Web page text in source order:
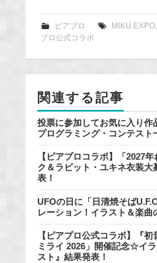
e
b
o
o
ピアプロ MIKU EXPO,
プロ公式コラボ
関連する記事
投票に参加してお気に入り作
プログラミング・コンテスト
【ピアプロコラボ】「2027
ク＆ラビット・ユキネ衣装大
表！
UFOの日に「日清焼そば
レーション！イラスト＆楽曲
【ピアプロ公式コラボ】『
ミライ 2026」開催記念☆イ
スト』結果発表！